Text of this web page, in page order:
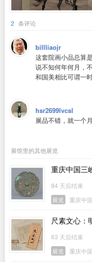
2 条评论
billliaojr
这套院画小品总算
说不知何年何月，
和国美相比可谓一
hsr2699lvcsl
展品不错，就一个
展馆里的其他展览
重庆中国三
镜
84 天后结束
展览
重庆中
尺素文心：
63 天后结束
展览
重庆中